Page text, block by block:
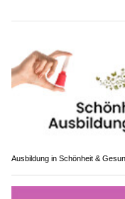
Ausbildung in Schönheit &